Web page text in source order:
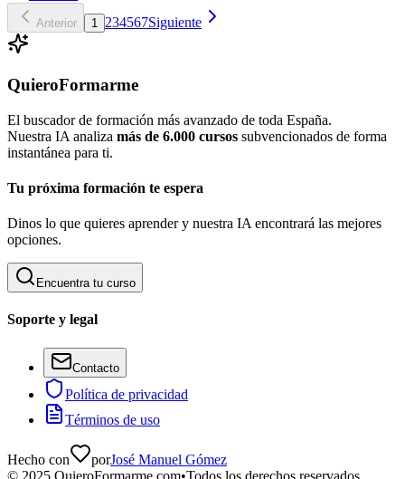
Anterior 1 234567Siguiente
QuieroFormarme
El buscador de formación más avanzado de toda España.
Nuestra IA analiza más de 6.000 cursos subvencionados de forma
instantánea para ti.
Tu próxima formación te espera
Dinos lo que quieres aprender y nuestra IA encontrará las mejores
opciones.
Encuentra tu curso
Soporte y legal
Contacto
Política de privacidad
Términos de uso
Hecho con porJosé Manuel Gómez
© 2025 QuieroFormarme.com•Todos los derechos reservados